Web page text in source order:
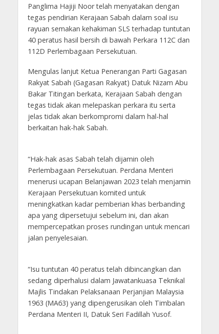
Panglima Hajiji Noor telah menyatakan dengan
tegas pendirian Kerajaan Sabah dalam soal isu
rayuan semakan kehakiman SLS terhadap tuntutan
40 peratus hasil bersih di bawah Perkara 112C dan
112D Perlembagaan Persekutuan.
Mengulas lanjut Ketua Penerangan Parti Gagasan
Rakyat Sabah (Gagasan Rakyat) Datuk Nizam Abu
Bakar Titingan berkata, Kerajaan Sabah dengan
tegas tidak akan melepaskan perkara itu serta
jelas tidak akan berkompromi dalam hal-hal
berkaitan hak-hak Sabah.
“Hak-hak asas Sabah telah dijamin oleh
Perlembagaan Persekutuan. Perdana Menteri
menerusi ucapan Belanjawan 2023 telah menjamin
Kerajaan Persekutuan komited untuk
meningkatkan kadar pemberian khas berbanding
apa yang dipersetujui sebelum ini, dan akan
mempercepatkan proses rundingan untuk mencari
jalan penyelesaian.
“Isu tuntutan 40 peratus telah dibincangkan dan
sedang diperhalusi dalam Jawatankuasa Teknikal
Majlis Tindakan Pelaksanaan Perjanjian Malaysia
1963 (MA63) yang dipengerusikan oleh Timbalan
Perdana Menteri II, Datuk Seri Fadillah Yusof.